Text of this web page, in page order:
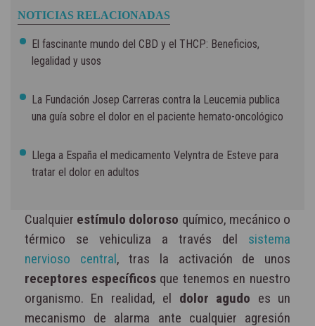
NOTICIAS RELACIONADAS
El fascinante mundo del CBD y el THCP: Beneficios,
legalidad y usos
La Fundación Josep Carreras contra la Leucemia publica
una guía sobre el dolor en el paciente hemato-oncológico
Llega a España el medicamento Velyntra de Esteve para
tratar el dolor en adultos
Cualquier estímulo doloroso químico, mecánico o
térmico se vehiculiza a través del sistema
nervioso central, tras la activación de unos
receptores específicosque tenemos en nuestro
organismo. En realidad, el dolor agudo es un
mecanismo de alarma ante cualquier agresión